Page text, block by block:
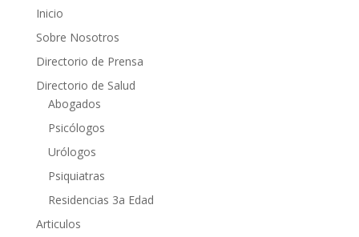
Inicio
Sobre Nosotros
Directorio de Prensa
Directorio de Salud
Abogados
Psicólogos
Urólogos
Psiquiatras
Residencias 3a Edad
Articulos